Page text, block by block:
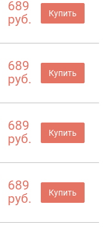
689
руб.
Купить
689
руб.
Купить
689
руб.
Купить
689
руб.
Купить